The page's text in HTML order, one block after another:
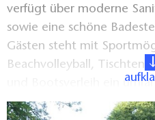
verfügt über moderne
sowie eine schöne
Gästen steht mit
Beachvolleyball,
und Bootsverleih ein
zur Verfügung. Auch